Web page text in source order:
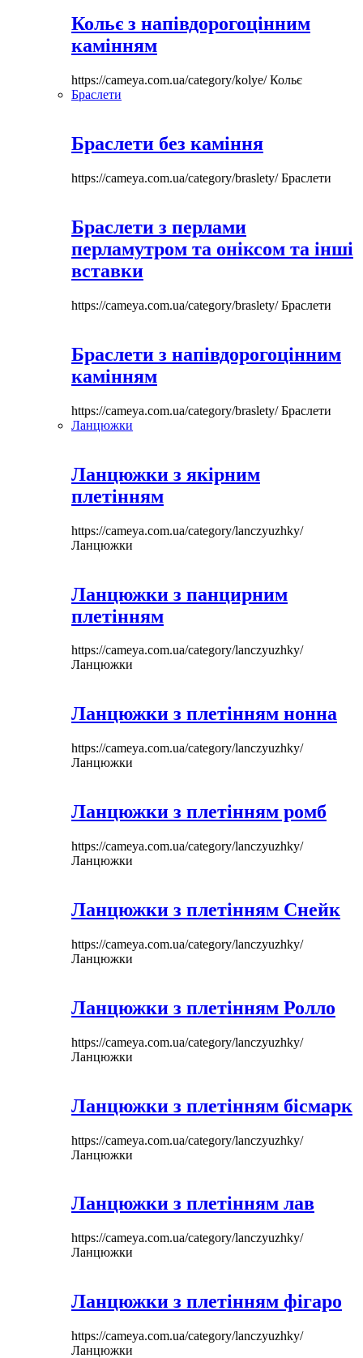
Кольє з напівдорогоцінним
камінням
https://cameya.com.ua/category/kolye/Кольє
Браслети
Браслети без каміння
https://cameya.com.ua/category/braslety/Браслети
Браслети з перлами
перламутром та оніксом та інші
вставки
https://cameya.com.ua/category/braslety/Браслети
Браслети з напівдорогоцінним
камінням
https://cameya.com.ua/category/braslety/Браслети
Ланцюжки
Ланцюжки з якірним
плетінням
https://cameya.com.ua/category/lanczyuzhky/
Ланцюжки
Ланцюжки з панцирним
плетінням
https://cameya.com.ua/category/lanczyuzhky/
Ланцюжки
Ланцюжки з плетінням нонна
https://cameya.com.ua/category/lanczyuzhky/
Ланцюжки
Ланцюжки з плетінням ромб
https://cameya.com.ua/category/lanczyuzhky/
Ланцюжки
Ланцюжки з плетінням Снейк
https://cameya.com.ua/category/lanczyuzhky/
Ланцюжки
Ланцюжки з плетінням Ролло
https://cameya.com.ua/category/lanczyuzhky/
Ланцюжки
Ланцюжки з плетінням бісмарк
https://cameya.com.ua/category/lanczyuzhky/
Ланцюжки
Ланцюжки з плетінням лав
https://cameya.com.ua/category/lanczyuzhky/
Ланцюжки
Ланцюжки з плетінням фігаро
https://cameya.com.ua/category/lanczyuzhky/
Ланцюжки